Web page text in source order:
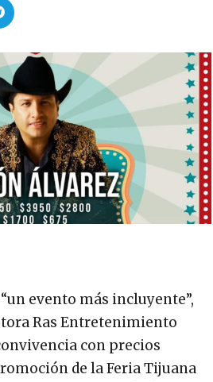
evento más incluyente”,
Ras Entretenimiento
con precios
de la Feria Tijuana